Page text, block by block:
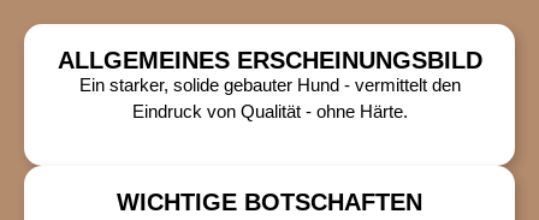
ALLGEMEINES ERSCHEINUNGSBILD
Ein starker, solide gebauter Hund - vermittelt den
Eindruck von Qualität - ohne Härte.
WICHTIGE BOTSCHAFTEN